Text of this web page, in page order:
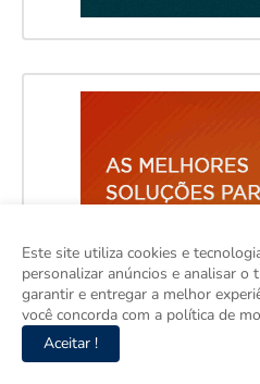
Este site utiliza cookies e
personalizar anúncios e analisar o
garantir e entregar a melhor
você concorda com a política de
Aceitar !